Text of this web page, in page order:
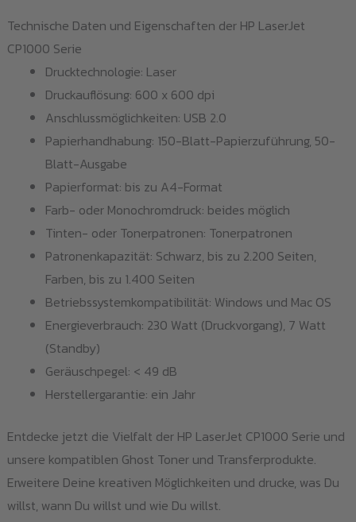
Technische Daten und Eigenschaften der HP LaserJet
CP1000 Serie
Drucktechnologie: Laser
Druckauflösung: 600 x 600 dpi
Anschlussmöglichkeiten: USB 2.0
Papierhandhabung: 150-Blatt-Papierzuführung, 50-
Blatt-Ausgabe
Papierformat: bis zu A4-Format
Farb- oder Monochromdruck: beides möglich
Tinten- oder Tonerpatronen: Tonerpatronen
Patronenkapazität: Schwarz, bis zu 2.200 Seiten,
Farben, bis zu 1.400 Seiten
Betriebssystemkompatibilität: Windows und Mac OS
Energieverbrauch: 230 Watt (Druckvorgang), 7 Watt
(Standby)
Geräuschpegel: < 49 dB
Herstellergarantie: ein Jahr
Entdecke jetzt die Vielfalt der HP LaserJet CP1000 Serie und
unsere kompatiblen Ghost Toner und Transferprodukte.
Erweitere Deine kreativen Möglichkeiten und drucke, was Du
willst, wann Du willst und wie Du willst.